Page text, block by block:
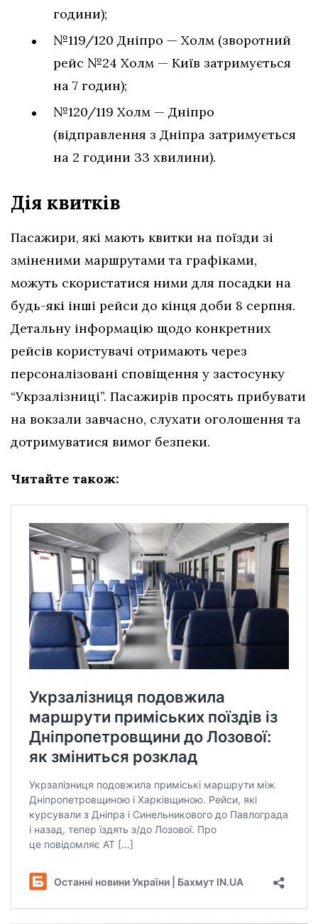
години);
№119/120 Дніпро — Холм (зворотний
рейс №24 Холм — Київ затримується
на 7 годин);
№120/119 Холм — Дніпро
(відправлення з Дніпра затримується
на 2 години 33 хвилини).
Дія квитків
Пасажири, які мають квитки на поїзди зі
зміненими маршрутами та графіками,
можуть скористатися ними для посадки на
будь-які інші рейси до кінця доби 8 серпня.
Детальну інформацію щодо конкретних
рейсів користувачі отримають через
персоналізовані сповіщення у застосунку
“Укрзалізниці”. Пасажирів просять прибувати
на вокзали завчасно, слухати оголошення та
дотримуватися вимог безпеки.
Читайте також: